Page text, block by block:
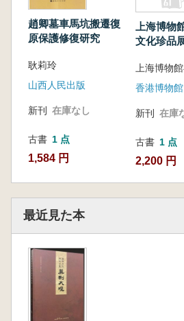
趙卿墓車馬坑搬遷復
原保護修復研究
耿莉玲
山西人民出版
新刊 在庫なし
古書 1 点
1,584 円
上海博
文化珍品
香港博物館
新刊 在庫
古書 1 点
2,200 円
最近見た本